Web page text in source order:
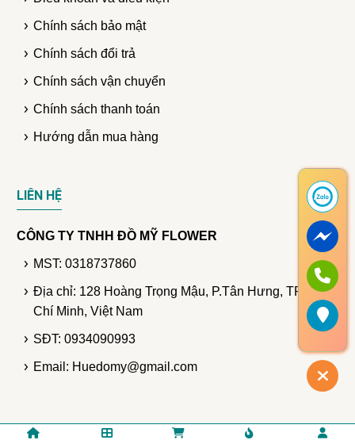
Chính sách bảo mật
Chính sách đổi trả
Chính sách vận chuyển
Chính sách thanh toán
Hướng dẫn mua hàng
LIÊN HỆ
CÔNG TY TNHH ĐỒ MỸ FLOWER
MST: 0318737860
Địa chỉ: 128 Hoàng Trọng Mậu, P.Tân Hưng, TP. Hồ
Chí Minh, Việt Nam
SĐT: 0934090993
Email: Huedomy@gmail.com